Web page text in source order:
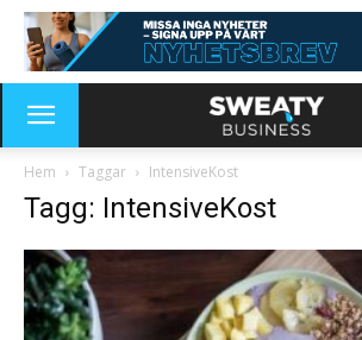
Hem Taggar IntensiveKost
Tagg: IntensiveKost